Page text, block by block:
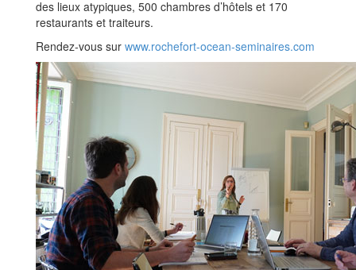
des lieux atypiques, 500 chambres d’hôtels et 170
restaurants et traiteurs.
Rendez-vous sur www.rochefort-ocean-seminaires.com